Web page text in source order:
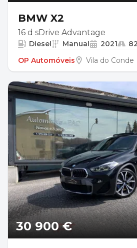
BMW X2
16 d sDrive Advantage
Diesel Manual 2021
OP Automóveis
Vila do Conde
30 900 €